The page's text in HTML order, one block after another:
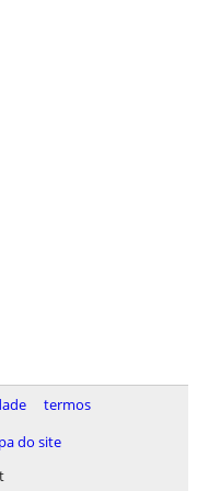
termos
do site